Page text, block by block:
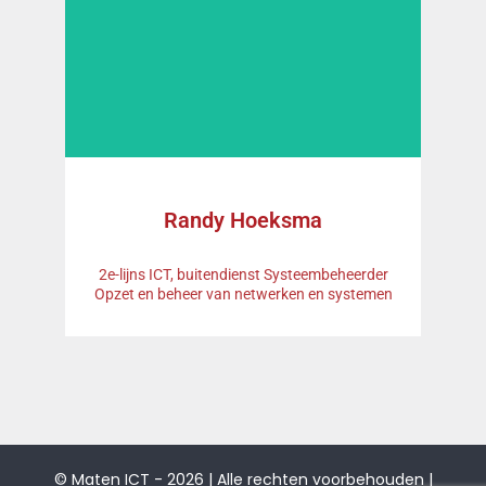
Randy Hoeksma
2e-lijns ICT, buitendienst Systeembeheerder
Opzet en beheer van netwerken en systemen
© Maten ICT - 2026 | Alle rechten voorbehouden |